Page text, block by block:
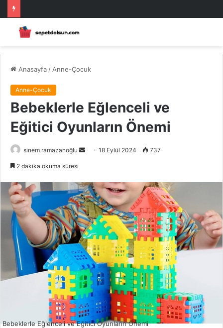
Anasayfa / Anne-Çocuk
Anne-Çocuk
Bebeklerle Eğlenceli ve
Eğitici Oyunların Önemi
sinem ramazanoğlu
Bir
göndermek
18 Eylül 2024 737
2 dakika okuma süresi
Bebeklerle Eğlenceli ve Eğitici Oyunların Önemi